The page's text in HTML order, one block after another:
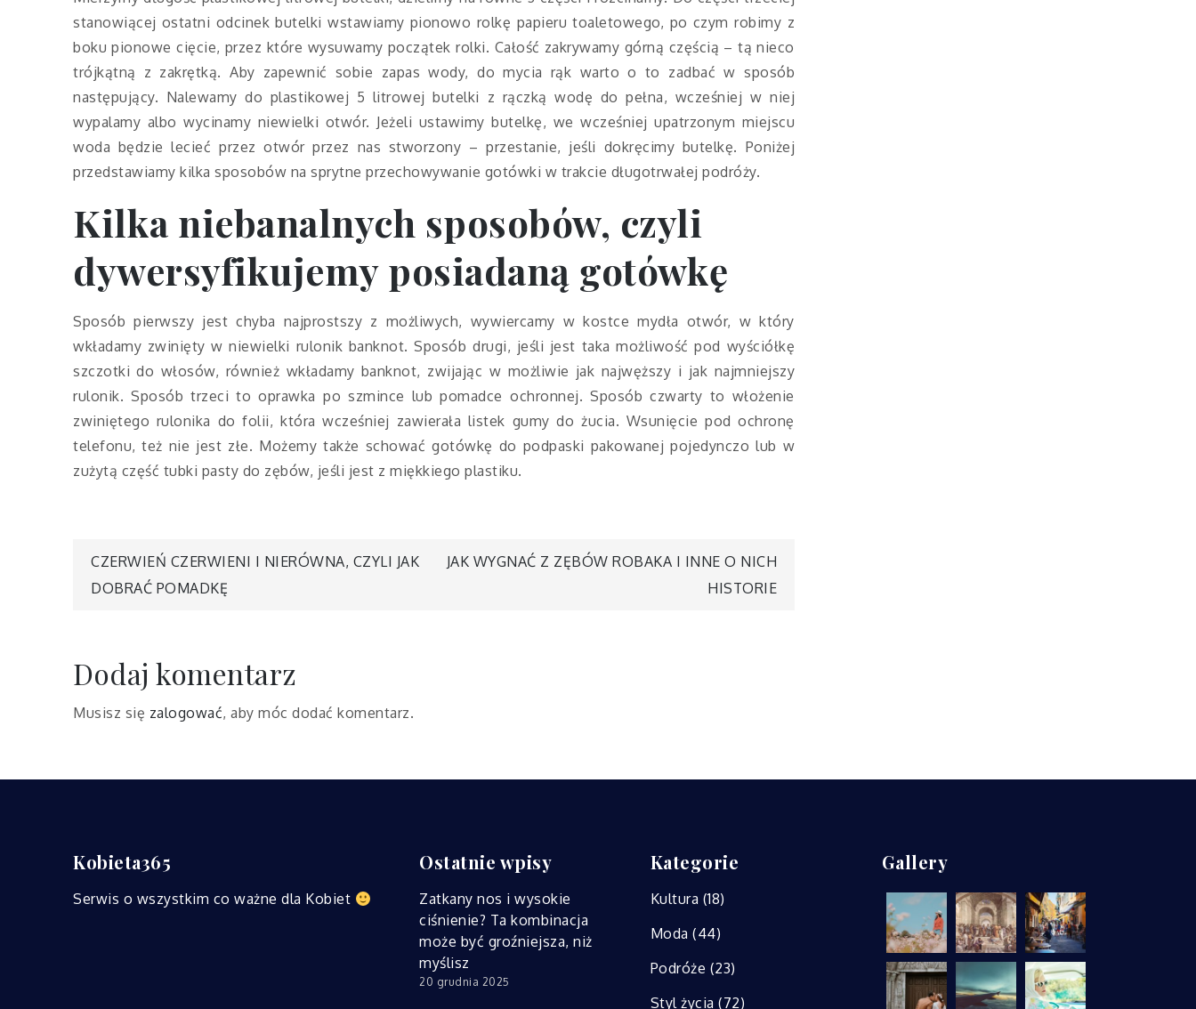
stanowiącej ostatni odcinek butelki wstawiamy pionowo rolkę papieru toaletowego, po czym robimy z
boku pionowe cięcie, przez które wysuwamy początek rolki. Całość zakrywamy górną częścią – tą nieco
trójkątną z zakrętką. Aby zapewnić sobie zapas wody, do mycia rąk warto o to zadbać w sposób
następujący. Nalewamy do plastikowej 5 litrowej butelki z rączką wodę do pełna, wcześniej w niej
wypalamy albo wycinamy niewielki otwór. Jeżeli ustawimy butelkę, we wcześniej upatrzonym miejscu
woda będzie lecieć przez otwór przez nas stworzony – przestanie, jeśli dokręcimy butelkę. Poniżej
przedstawiamy kilka sposobów na sprytne przechowywanie gotówki w trakcie długotrwałej podróży.
Kilka niebanalnych sposobów, czyli
dywersyfikujemy posiadaną gotówkę
Sposób pierwszy jest chyba najprostszy z możliwych, wywiercamy w kostce mydła otwór, w który
wkładamy zwinięty w niewielki rulonik banknot. Sposób drugi, jeśli jest taka możliwość pod wyściółkę
szczotki do włosów, również wkładamy banknot, zwijając w możliwie jak najwęższy i jak najmniejszy
rulonik. Sposób trzeci to oprawka po szmince lub pomadce ochronnej. Sposób czwarty to włożenie
zwiniętego rulonika do folii, która wcześniej zawierała listek gumy do żucia. Wsunięcie pod ochronę
telefonu, też nie jest złe. Możemy także schować gotówkę do podpaski pakowanej pojedynczo lub w
zużytą część tubki pasty do zębów, jeśli jest z miękkiego plastiku.
Nawigacja
CZERWIEŃ CZERWIENI I NIERÓWNA, CZYLI JAK
DOBRAĆ POMADKĘ
JAK WYGNAĆ Z ZĘBÓW ROBAKA I INNE O NICH
HISTORIE
Dodaj komentarz
Musisz się zalogować, aby móc dodać komentarz.
Kobieta365
Serwis o wszystkim co ważne dla Kobiet
Ostatnie wpisy
Zatkany nos i wysokie
ciśnienie? Ta kombinacja
może być groźniejsza, niż
myślisz
20 grudnia 2025
Kategorie
Kultura (18)
Moda (44)
Podróże (23)
Styl życia (72)
Gallery